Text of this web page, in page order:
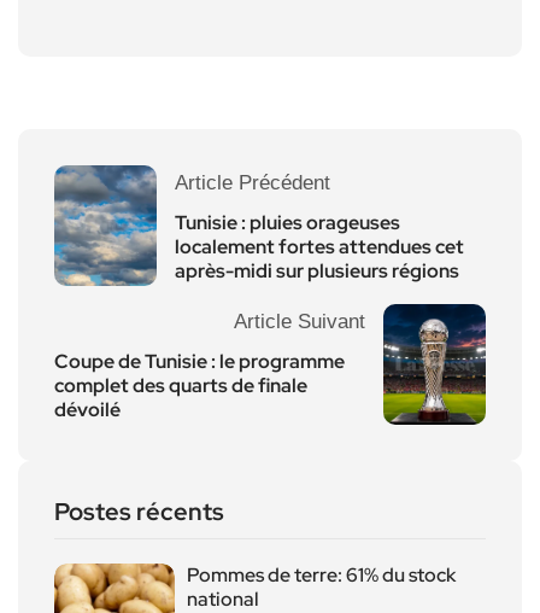
Article Précédent
Tunisie : pluies orageuses
localement fortes attendues cet
après-midi sur plusieurs régions
Article Suivant
Coupe de Tunisie : le programme
complet des quarts de finale
dévoilé
Postes récents
Pommes de terre: 61% du stock
national